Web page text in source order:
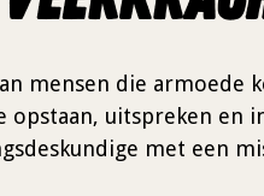
mensen die armoede
uitspreken en
met een